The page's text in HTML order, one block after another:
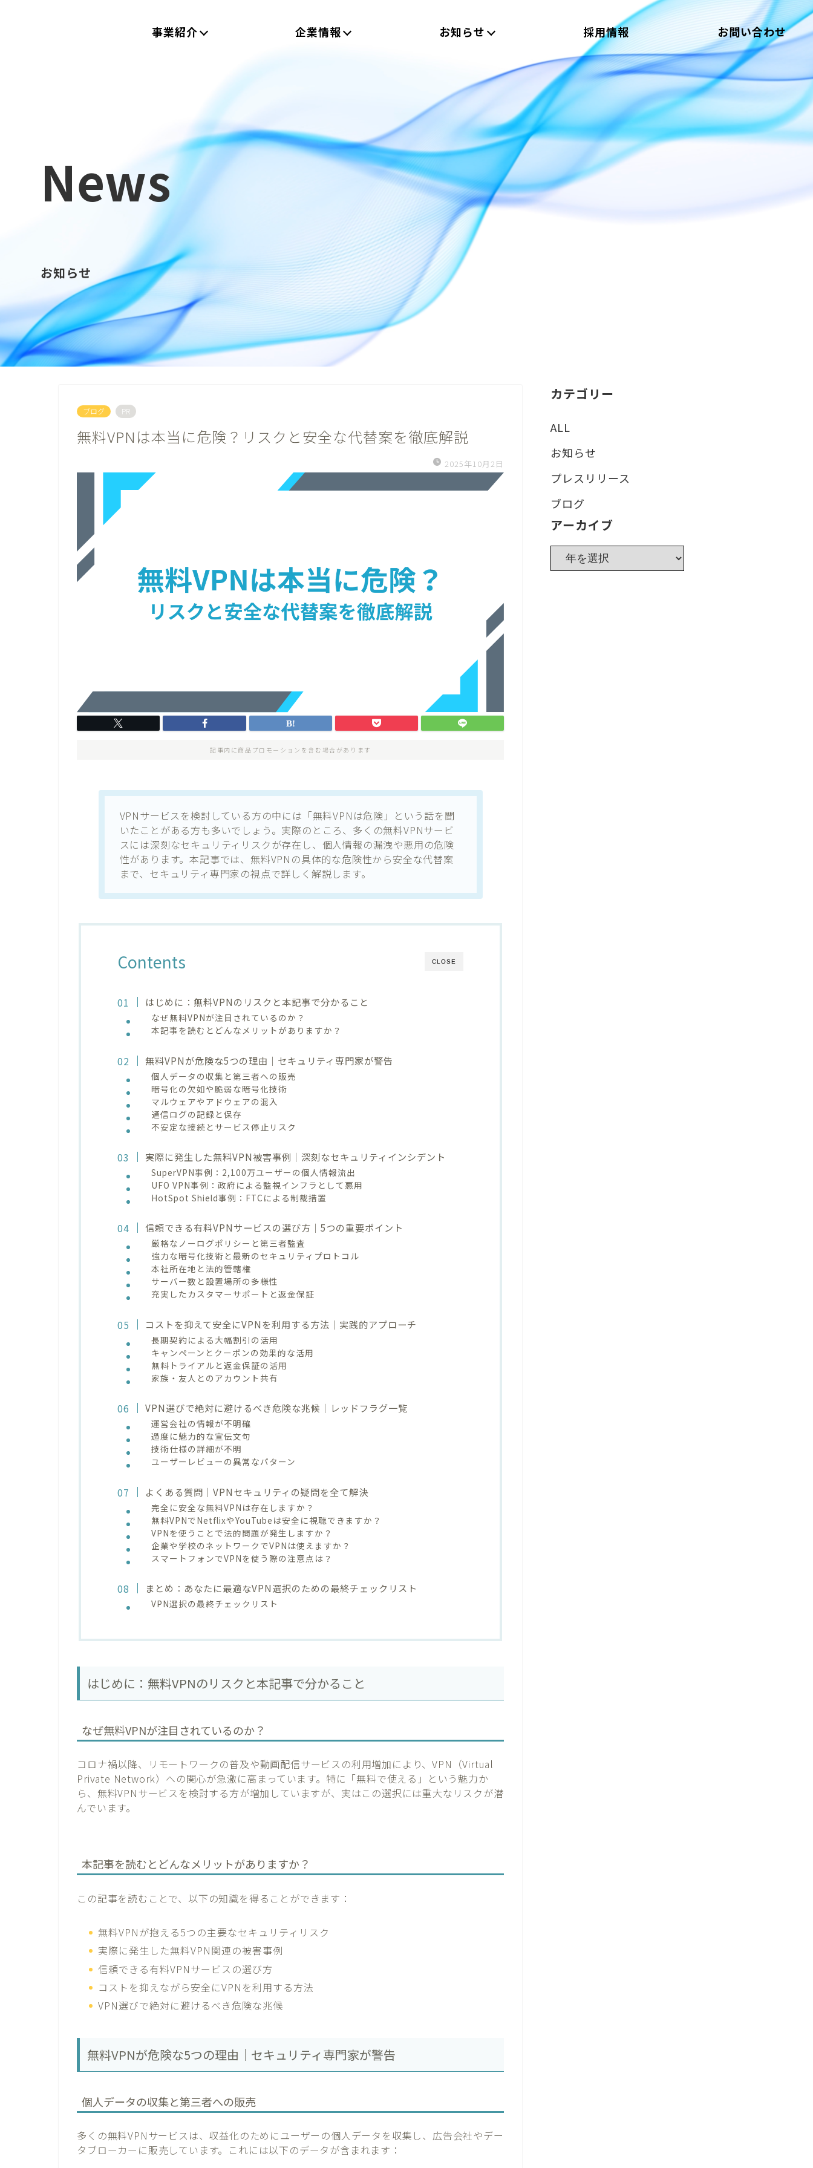
事業紹介 企業情報 お知らせ 採用情報 お問い合わせ
News
お知らせ
ブログ PR
無料VPNは本当に危険？リスクと安全な代替案を徹底解説
2025年10月2日
記事内に商品プロモーションを含む場合があります
VPNサービスを検討している方の中には「無料VPNは危険」という話を聞
いたことがある方も多いでしょう。実際のところ、多くの無料VPNサービ
スには深刻なセキュリティリスクが存在し、個人情報の漏洩や悪用の危険
性があります。本記事では、無料VPNの具体的な危険性から安全な代替案
まで、セキュリティ専門家の視点で詳しく解説します。
CLOSE
Contents
はじめに：無料VPNのリスクと本記事で分かること
なぜ無料VPNが注目されているのか？
本記事を読むとどんなメリットがありますか？
無料VPNが危険な5つの理由｜セキュリティ専門家が警告
個人データの収集と第三者への販売
暗号化の欠如や脆弱な暗号化技術
マルウェアやアドウェアの混入
通信ログの記録と保存
不安定な接続とサービス停止リスク
実際に発生した無料VPN被害事例｜深刻なセキュリティインシデント
SuperVPN事例：2,100万ユーザーの個人情報流出
UFO VPN事例：政府による監視インフラとして悪用
HotSpot Shield事例：FTCによる制裁措置
信頼できる有料VPNサービスの選び方｜5つの重要ポイント
厳格なノーログポリシーと第三者監査
強力な暗号化技術と最新のセキュリティプロトコル
本社所在地と法的管轄権
サーバー数と設置場所の多様性
充実したカスタマーサポートと返金保証
コストを抑えて安全にVPNを利用する方法｜実践的アプローチ
長期契約による大幅割引の活用
キャンペーンとクーポンの効果的な活用
無料トライアルと返金保証の活用
家族・友人とのアカウント共有
VPN選びで絶対に避けるべき危険な兆候｜レッドフラグ一覧
運営会社の情報が不明確
過度に魅力的な宣伝文句
技術仕様の詳細が不明
ユーザーレビューの異常なパターン
よくある質問｜VPNセキュリティの疑問を全て解決
完全に安全な無料VPNは存在しますか？
無料VPNでNetflixやYouTubeは安全に視聴できますか？
VPNを使うことで法的問題が発生しますか？
企業や学校のネットワークでVPNは使えますか？
スマートフォンでVPNを使う際の注意点は？
まとめ：あなたに最適なVPN選択のための最終チェックリスト
VPN選択の最終チェックリスト
はじめに：無料VPNのリスクと本記事で分かること
なぜ無料VPNが注目されているのか？
コロナ禍以降、リモートワークの普及や動画配信サービスの利用増加により、VPN（Virtual
Private Network）への関心が急激に高まっています。特に「無料で使える」という魅力か
ら、無料VPNサービスを検討する方が増加していますが、実はこの選択には重大なリスクが潜
んでいます。
本記事を読むとどんなメリットがありますか？
この記事を読むことで、以下の知識を得ることができます：
無料VPNが抱える5つの主要なセキュリティリスク
実際に発生した無料VPN関連の被害事例
信頼できる有料VPNサービスの選び方
コストを抑えながら安全にVPNを利用する方法
VPN選びで絶対に避けるべき危険な兆候
無料VPNが危険な5つの理由｜セキュリティ専門家が警告
個人データの収集と第三者への販売
多くの無料VPNサービスは、収益化のためにユーザーの個人データを収集し、広告会社やデー
タブローカーに販売しています。これには以下のデータが含まれます：
カテゴリー
ALL
お知らせ
プレスリリース
ブログ
アーカイブ